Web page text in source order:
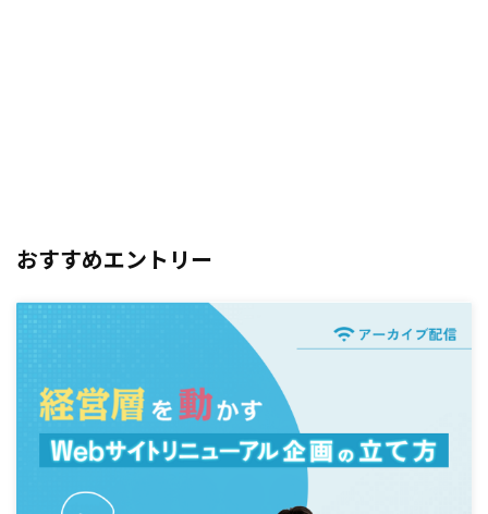
おすすめエントリー